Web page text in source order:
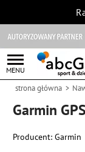
MENU
strona główna
Garmin
Producent:Garmin